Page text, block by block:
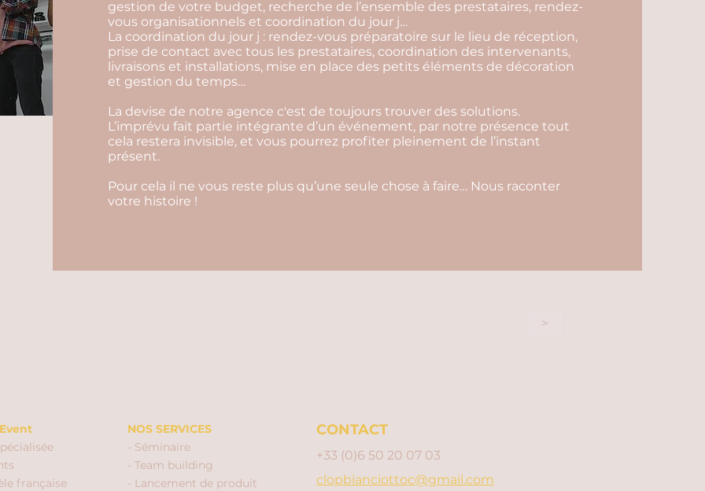
gestion de votre budget, recherche de l’ensemble des prestataires, rendez-
vous organisationnels et coordination du jour j…
La coordination du jour j : rendez-vous préparatoire sur le lieu de réception,
prise de contact avec tous les prestataires, coordination des intervenants,
livraisons et installations, mise en place des petits éléments de décoration
et gestion du temps…
La devise de notre agence c'est de toujours trouver des solutions.
L’imprévu fait partie intégrante d’un événement, par notre présence tout
cela restera invisible, et vous pourrez profiter pleinement de l’instant
présent.
Pour cela il ne vous reste plus qu’une seule chose à faire… Nous raconter
votre histoire !
>
française
NOS SERVICES
- Séminaire
- Team building
- Lancement de produit
CONTACT
+33 (0)6 50 20 07 03
clopbianciottoc@gmail.com